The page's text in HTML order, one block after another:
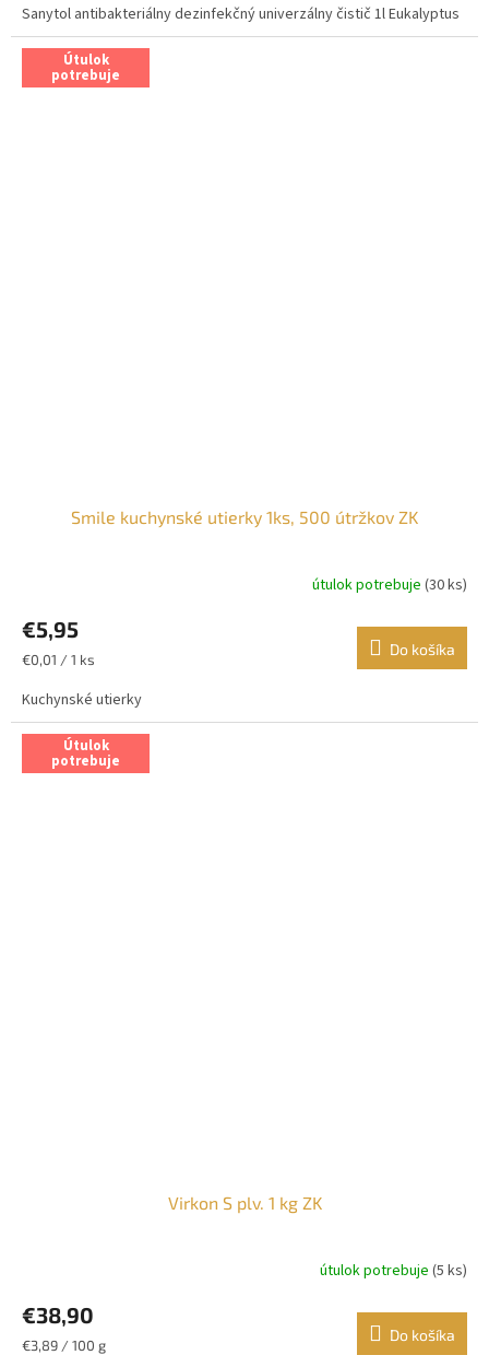
Sanytol antibakteriálny dezinfekčný univerzálny čistič 1l Eukalyptus
Útulok
potrebuje
Smile kuchynské utierky 1ks, 500 útržkov ZK
útulok potrebuje (30 ks)
€5,95
Jednotková
€0,01 / 1 ks
Do košíka
Kuchynské utierky
Útulok
potrebuje
Virkon S plv. 1 kg ZK
útulok potrebuje (5 ks)
€38,90
Jednotková
€3,89 / 100 g
Do košíka